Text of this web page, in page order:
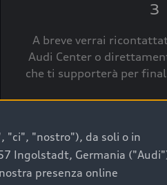
3
A breve verrai
Audi Center o
che ti supporterà per
"ci", "nostro"), da soli o in
Ingolstadt, Germania
presenza online